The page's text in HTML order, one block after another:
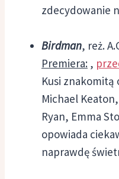
zdecydowanie
Birdman, reż.
Premiera: ,
Kusi
Michael
Ryan, Emma
opowiada
naprawdę